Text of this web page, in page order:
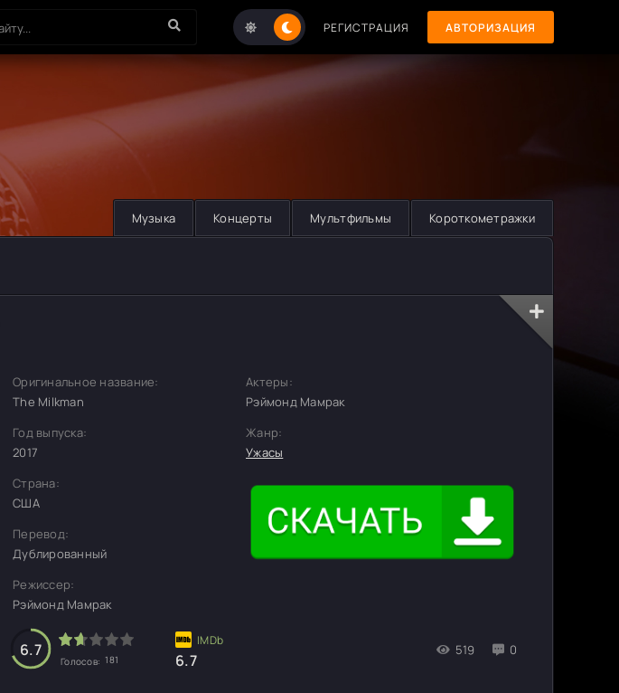
РЕГИСТРАЦИЯ АВТОРИЗАЦИЯ
Музыка Концерты Мультфильмы Короткометражки
Оригинальное название:
The Milkman
Год выпуска:
2017
Страна:
США
Перевод:
Дублированный
Режиссер:
Рэймонд Мамрак
6.7
Голосов: 181 6.7
519 0
Актеры:
Рэймонд Мамрак
Жанр:
Ужасы